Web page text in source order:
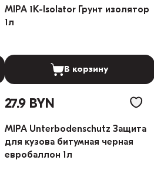
MIPA 1K-Isolator Грунт изолятор
1л
В корзину
27.9 BYN
MIPA Unterbodenschutz Защита
для кузова битумная черная
евробаллон 1л